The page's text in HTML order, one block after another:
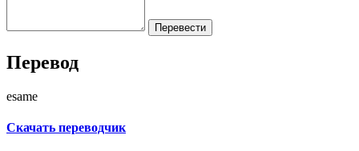
Перевод
esame
Скачать переводчик